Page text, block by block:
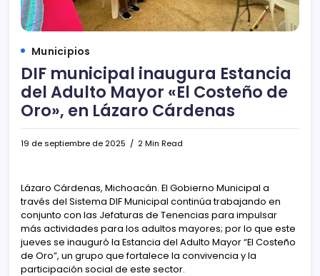
Municipios
DIF municipal inaugura Estancia
del Adulto Mayor «El Costeño de
Oro», en Lázaro Cárdenas
19 de septiembre de 2025 2 Min Read
Lázaro Cárdenas, Michoacán. El Gobierno Municipal a
través del Sistema DIF Municipal continúa trabajando en
conjunto con las Jefaturas de Tenencias para impulsar
más actividades para los adultos mayores; por lo que este
jueves se inauguró la Estancia del Adulto Mayor “El Costeño
de Oro”, un grupo que fortalece la convivencia y la
participación social de este sector.